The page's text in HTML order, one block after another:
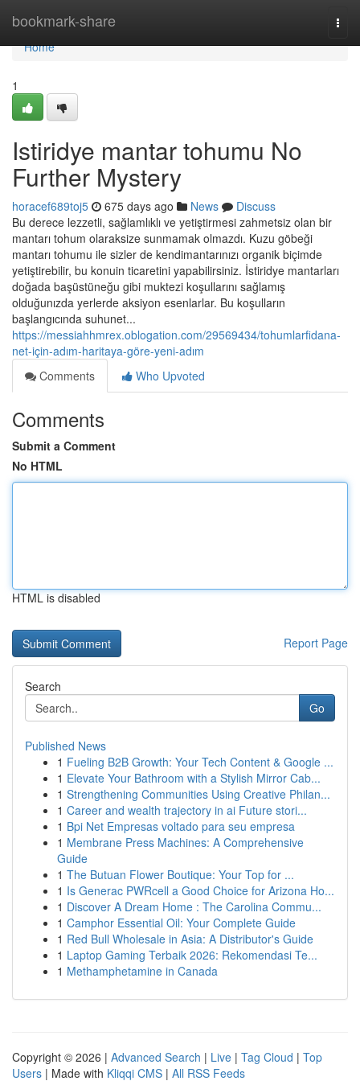
bookmark-share
Home
Home
1
Istiridye mantar tohumu No
Further Mystery
horacef689toj5 675 days ago News
Discuss
Bu derece lezzetli, sağlamlıklı ve yetiştirmesi zahmetsiz olan bir
mantarı tohum olaraksize sunmamak olmazdı. Kuzu göbeği
mantarı tohumu ile sizler de kendimantarınızı organik biçimde
yetiştirebilir, bu konuin ticaretini yapabilirsiniz. İstiridye mantarları
doğada başüstüneğu gibi muktezi koşullarını sağlamış
olduğunızda yerlerde aksiyon esenlarlar. Bu koşulların
başlangıcında suhunet...
https://messiahhmrex.oblogation.com/29569434/tohumlarfidana-
net-için-adım-haritaya-göre-yeni-adım
Comments
Who Upvoted
Comments
Submit a Comment
No HTML
HTML is disabled
Report Page
Search
Go
Published News
1 Fueling B2B Growth: Your Tech Content & Google ...
1 Elevate Your Bathroom with a Stylish Mirror Cab...
1 Strengthening Communities Using Creative Philan...
1 Career and wealth trajectory in ai Future stori...
1 Bpi Net Empresas voltado para seu empresa
1 Membrane Press Machines: A Comprehensive
Guide
1 The Butuan Flower Boutique: Your Top for ...
1 Is Generac PWRcell a Good Choice for Arizona Ho...
1 Discover A Dream Home : The Carolina Commu...
1 Camphor Essential Oil: Your Complete Guide
1 Red Bull Wholesale in Asia: A Distributor's Guide
1 Laptop Gaming Terbaik 2026: Rekomendasi Te...
1 Methamphetamine in Canada
Copyright © 2026 | Advanced Search | Live | Tag Cloud | Top
Users | Made with Kliqqi CMS | All RSS Feeds